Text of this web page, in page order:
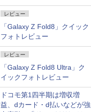
屋のメニュー並みの薄さ」
レビュー
「Galaxy Z Fold8」クイック
フォトレビュー
レビュー
「Galaxy Z Fold8 Ultra」ク
イックフォトレビュー
ドコモ第1四半期は増収増
益、dカード・d払いなどが強